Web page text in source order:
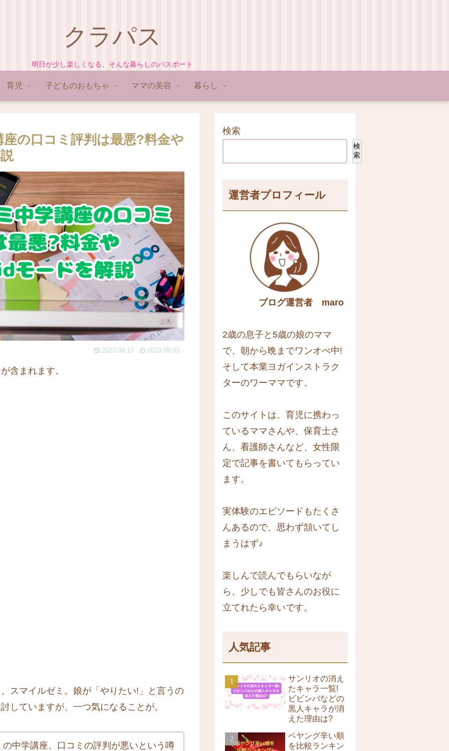
クラパス
明日が少し楽しくなる、そんな暮らしのパスポート
育児 子どものおもちゃ ママの美容 暮らし
の口コミ評判は最悪?料金や
2023.09.15 2023.09.03
含まれます。
スマイルゼミ。娘が「やりたい!」と言うの
していますが、一つ気になることが。
の中学講座、口コミの評判が悪いという噂
検索
検
索
運営者プロフィール
ブログ運営者 maro
2歳の息子と5歳の娘のママ
で、朝から晩までワンオぺ中!
そして本業ヨガインストラク
ターのワーママです。
このサイトは、育児に携わっ
ているママさんや、保育士さ
ん、看護師さんなど、女性限
定で記事を書いてもらってい
ます。
実体験のエピソードもたくさ
んあるので、思わず頷いてし
まうはず♪
楽しんで読んでもらいなが
ら、少しでも皆さんのお役に
立てれたら幸いです。
人気記事
サンリオの消え
たキャラ一覧!
ビビンバなどの
黒人キャラが消
えた理由は?
ペヤング辛い順
を比較ランキン